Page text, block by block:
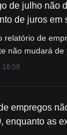
de julho não
de juros
relatório de
não mudará
moderados, o
18:56
empregos
enquanto as